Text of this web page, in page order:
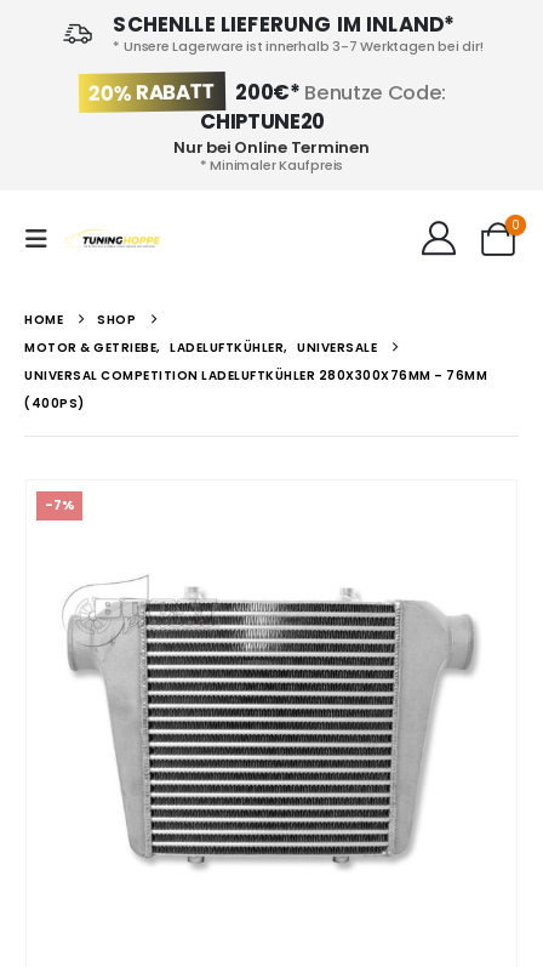
SCHENLLE LIEFERUNG IM INLAND*
* Unsere Lagerware ist innerhalb 3-7 Werktagen bei dir!
20% RABATT 200€* Benutze Code:
CHIPTUNE20
Nur bei Online Terminen
* Minimaler Kaufpreis
0
HOME
SHOP
MOTOR & GETRIEBE, LADELUFTKÜHLER, UNIVERSALE
UNIVERSAL COMPETITION LADELUFTKÜHLER 280X300X76MM – 76MM
(400PS)
-7%